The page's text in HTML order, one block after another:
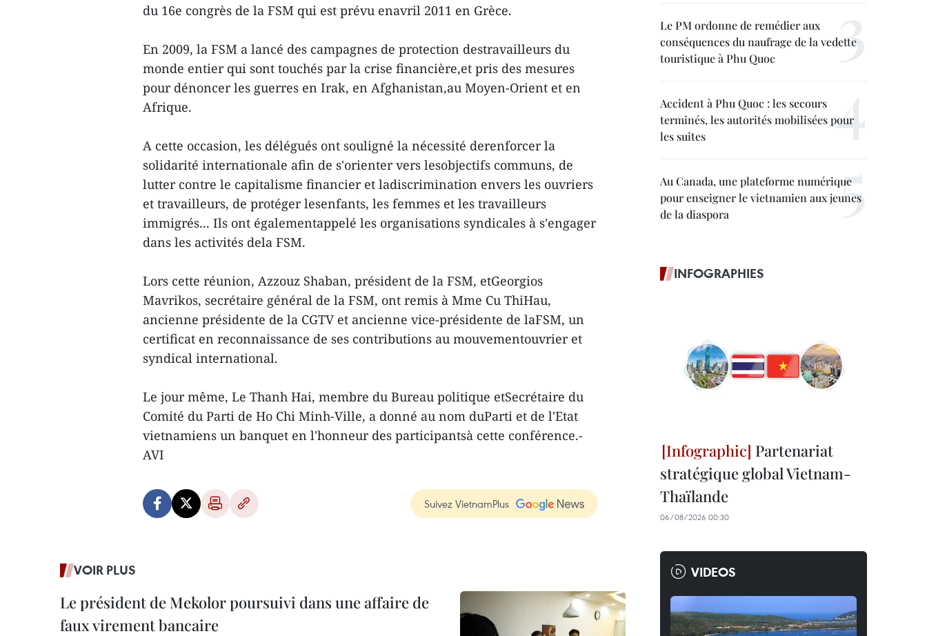
du 16e congrès de la FSM qui est prévu enavril 2011 en Grèce.
En 2009, la FSM a lancé des campagnes de protection destravailleurs du
monde entier qui sont touchés par la crise financière,et pris des mesures
pour dénoncer les guerres en Irak, en Afghanistan,au Moyen-Orient et en
Afrique.
A cette occasion, les délégués ont souligné la nécessité derenforcer la
solidarité internationale afin de s'orienter vers lesobjectifs communs, de
lutter contre le capitalisme financier et ladiscrimination envers les ouvriers
et travailleurs, de protéger lesenfants, les femmes et les travailleurs
immigrés... Ils ont égalementappelé les organisations syndicales à s'engager
dans les activités dela FSM.
Lors cette réunion, Azzouz Shaban, président de la FSM, etGeorgios
Mavrikos, secrétaire général de la FSM, ont remis à Mme Cu ThiHau,
ancienne présidente de la CGTV et ancienne vice-présidente de laFSM, un
certificat en reconnaissance de ses contributions au mouvementouvrier et
syndical international.
Le jour même, Le Thanh Hai, membre du Bureau politique etSecrétaire du
Comité du Parti de Ho Chi Minh-Ville, a donné au nom duParti et de l'Etat
vietnamiens un banquet en l'honneur des participantsà cette conférence.-
AVI
Suivez VietnamPlus
VOIR PLUS
Le président de Mekolor poursuivi dans une affaire de
faux virement bancaire
Le PM ordonne de remédier aux
conséquences du naufrage de la vedette
touristique à Phu Quoc
Accident à Phu Quoc : les secours
terminés, les autorités mobilisées pour
les suites
Au Canada, une plateforme numérique
pour enseigner le vietnamien aux jeunes
de la diaspora
INFOGRAPHIES
Partenariat
stratégique global Vietnam-
Thaïlande
06/08/2026 00:30
VIDEOS